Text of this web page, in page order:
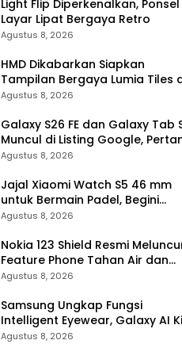
Light Flip Diperkenalkan, Ponsel
Layar Lipat Bergaya Retro
Agustus 8, 2026
HMD Dikabarkan Siapkan
Tampilan Bergaya Lumia Tiles
Ponsel Android
Agustus 8, 2026
Galaxy S26 FE dan Galaxy Tab
Muncul di Listing Google,
Segera Rilis?
Agustus 8, 2026
Jajal Xiaomi Watch S5 46 mm
untuk Bermain Padel, Begini
Kemampuannya
Agustus 8, 2026
Nokia 123 Shield Resmi
Feature Phone Tahan Air dan
Debu
Agustus 8, 2026
Samsung Ungkap Fungsi
Intelligent Eyewear, Galaxy AI
Bisa Diakses Tanpa Layar
Agustus 8, 2026